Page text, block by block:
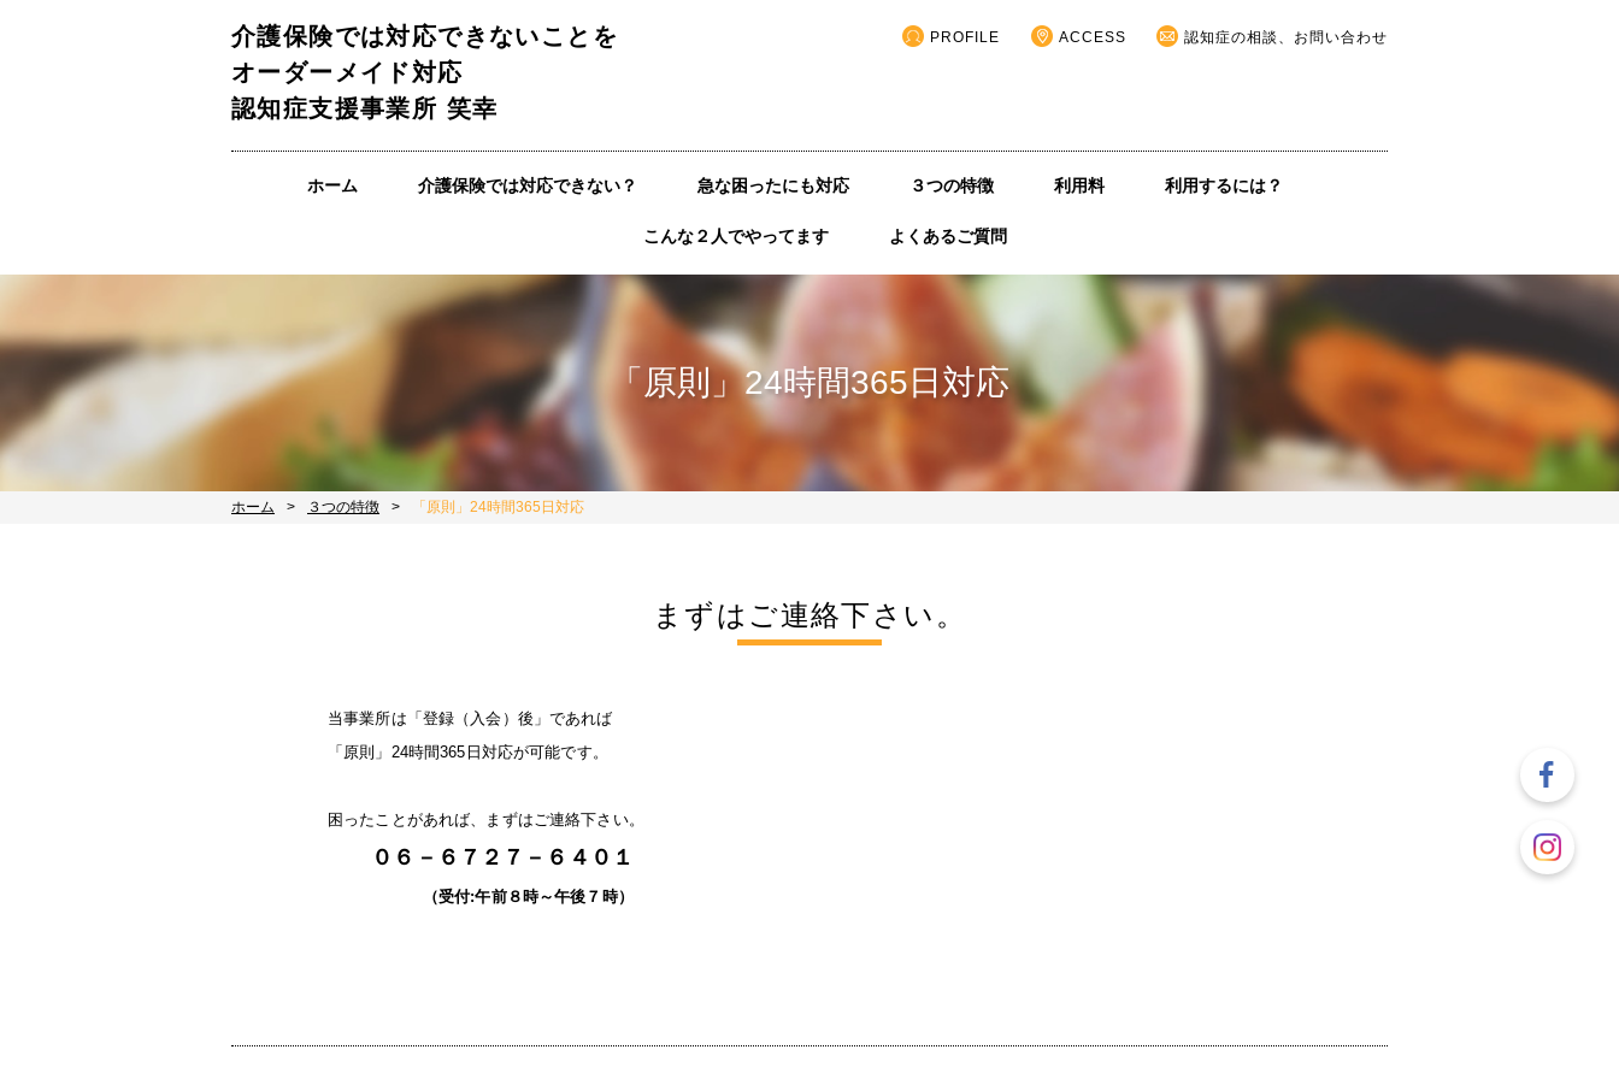
介護保険では対応できないことを
オーダーメイド対応
認知症支援事業所 笑幸
PROFILE ACCESS 認知症の相談、お問い合わせ
ホーム 介護保険では対応できない？ 急な困ったにも対応 ３つの特徴 利用料 利用するには？
こんな２人でやってます よくあるご質問
「原則」24時間365日対応
ホーム ３つの特徴 「原則」24時間365日対応
まずはご連絡下さい。
当事業所は「登録（入会）後」であれば
「原則」24時間365日対応が可能です。
困ったことがあれば、まずはご連絡下さい。
０６－６７２７－６４０１
（受付:午前８時～午後７時）